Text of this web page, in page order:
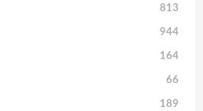
813
944
164
66
189